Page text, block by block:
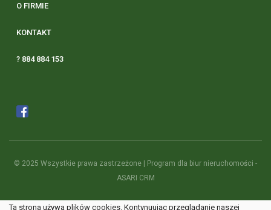
O FIRMIE
KONTAKT
? 884 884 153
© 2025 Wszystkie prawa zastrzeżone | Program dla biur nieruchomości -
ASARI CRM
Ta strona używa plików cookies. Kontynuując przeglądanie naszej